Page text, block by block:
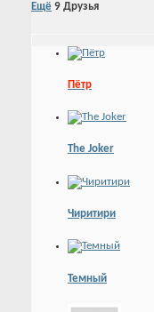
Ещё 9 Друзья
Пётр
The Joker
Чиритири
Темный